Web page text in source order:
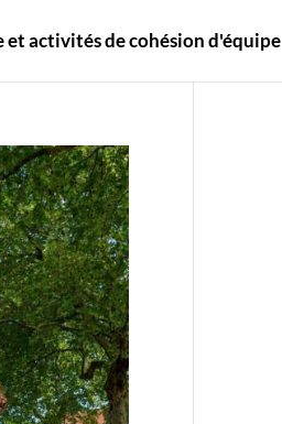
et activités de cohésion d'équipe